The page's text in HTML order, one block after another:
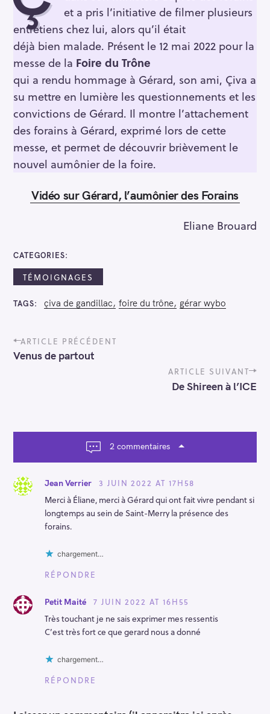
et a pris l’initiative de filmer plusieurs
entretiens chez lui, alors qu’il était
déjà bien malade. Présent le 12 mai 2022 pour la
messe de la Foire du Trône
qui a rendu hommage à Gérard, son ami, Çiva a
su mettre en lumière les questionnements et les
convictions de Gérard. Il montre l’attachement
des forains à Gérard, exprimé lors de cette
messe, et permet de découvrir brièvement le
nouvel aumônier de la foire.
Vidéo sur Gérard, l’aumônier des Forains
Eliane Brouard
CATEGORIES
TÉMOIGNAGES
TAGS çiva de gandillac foire du trône gérar wybo
P
o
s
g
t
o
n
ARTICLE PRÉCÉDENT
Venus de partout
ARTICLE SUIVANT
De Shireen à l’ICE
2 commentaires
Jean Verrier
3 JUIN 2022 AT 17H58
Merci à Éliane, merci à Gérard qui ont fait vivre pendant si
longtemps au sein de Saint-Merry la présence des
forains.
chargement…
RÉPONDRE
Petit Maité
7 JUIN 2022 AT 16H55
Très touchant je ne sais exprimer mes ressentis
C’est très fort ce que gerard nous a donné
chargement…
RÉPONDRE